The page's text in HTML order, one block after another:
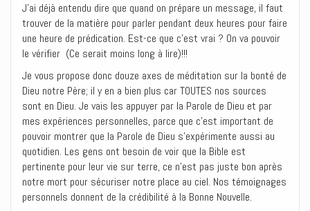
J’ai déjà entendu dire que quand on prépare un message, il faut
trouver de la matière pour parler pendant deux heures pour faire
une heure de prédication. Est-ce que c’est vrai ? On va pouvoir
le vérifier (Ce serait moins long à lire)!!!
Je vous propose donc douze axes de méditation sur la bonté de
Dieu notre Père; il y en a bien plus car TOUTES nos sources
sont en Dieu. Je vais les appuyer par la Parole de Dieu et par
mes expériences personnelles, parce que c’est important de
pouvoir montrer que la Parole de Dieu s’expérimente aussi au
quotidien. Les gens ont besoin de voir que la Bible est
pertinente pour leur vie sur terre, ce n’est pas juste bon après
notre mort pour sécuriser notre place au ciel. Nos témoignages
personnels donnent de la crédibilité à la Bonne Nouvelle.